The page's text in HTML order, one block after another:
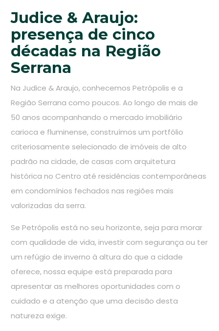
Judice & Araujo:
presença de cinco
décadas na Região
Serrana
Na Judice & Araujo, conhecemos Petrópolis e a
Região Serrana como poucos. Ao longo de mais de
50 anos acompanhando o mercado imobiliário
carioca e fluminense, construímos um portfólio
criteriosamente selecionado de imóveis de alto
padrão na cidade, de casas com arquitetura
histórica no Centro até residências contemporâneas
em condomínios fechados nas regiões mais
valorizadas da serra.
Se Petrópolis está no seu horizonte, seja para morar
com qualidade de vida, investir com segurança ou ter
um refúgio de inverno à altura do que a cidade
oferece, nossa equipe está preparada para
apresentar as melhores oportunidades com o
cuidado e a atenção que uma decisão desta
natureza exige.